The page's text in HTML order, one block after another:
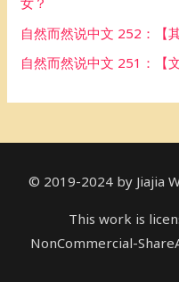
自然而然说中文 252：【
自然而然说中文 251：
© 2019-2024 by Jiajia
This work is
NonCommercial-